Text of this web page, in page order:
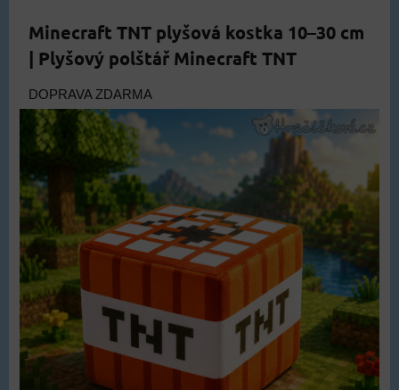
Minecraft TNT plyšová kostka 10–30 cm
| Plyšový polštář Minecraft TNT
DOPRAVA ZDARMA